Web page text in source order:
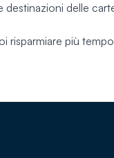
delle
più